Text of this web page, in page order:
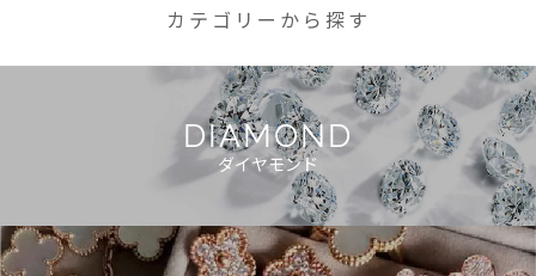
カテゴリーから探す
DIAMOND
ダイヤモンド